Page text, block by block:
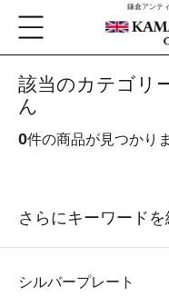
鎌倉アンテ
該当のカテゴリ
ん
0件の商品が見つかり
さらにキーワード
シルバープレート